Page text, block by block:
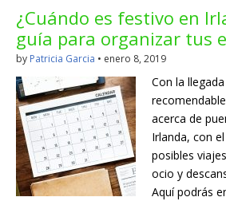
Irlanda
Blog dedicado a los que viven,
Irlanda!
¿Cuándo es festivo en
guía para organizar tus
by Patricia Garcia • enero 8, 2019
Con la
acerca de
Irlanda, con
posibles
ocio y
Aquí podrás